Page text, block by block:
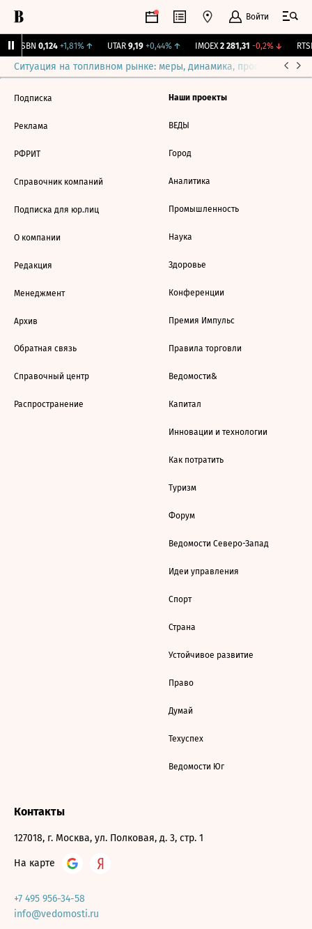
Войти
USBN 0,124 +1,81%↑ UTAR 9,19 +0,44%↑ IMOEX 2 281,31 -0,2%↓ RTSI
Ситуация на топливном рынке: меры, динамика, прогнозы
Подписка
Реклама
РФРИТ
Справочник компаний
Подписка для юр.лиц
О компании
Редакция
Менеджмент
Архив
Обратная связь
Справочный центр
Распространение
Наши проекты
ВЕДЫ
Город
Аналитика
Промышленность
Наука
Здоровье
Конференции
Премия Импульс
Правила торговли
Ведомости&
Капитал
Инновации и технологии
Как потратить
Туризм
Форум
Ведомости Северо-Запад
Идеи управления
Спорт
Страна
Устойчивое развитие
Право
Думай
Техуспех
Ведомости Юг
Контакты
127018, г. Москва, ул. Полковая, д. 3, стр. 1
На карте
+7 495 956-34-58
info@vedomosti.ru